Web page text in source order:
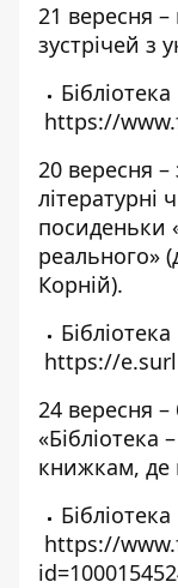
21 вересня –
зустрічей з
https://
20 вересня –
літературні
посиденьки
реального»
Корній).
https://
24 вересня
«Бібліотека
книжкам, де
https://